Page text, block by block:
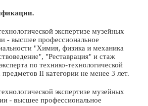
экспертизе музейных
- высшее профессиональное
"Химия, физика и механика
"Реставрация" и стаж
по технико-технологической
II категории не менее 3 лет.
экспертизе музейных
- высшее профессиональное